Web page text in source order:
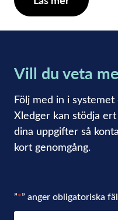
Vill du veta
Följ med in i
Xledger kan stödja
dina uppgifter så
kort genomgång.
”*” anger obligatoriska
Namn*